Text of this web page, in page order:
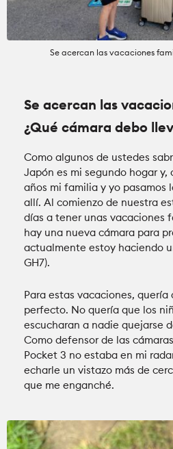
Se acercan las vacaciones
Se acercan las
¿Qué cámara debo
Como algunos de ustedes
Japón es mi segundo hogar y,
años mi familia y yo pasamos
allí. Al comienzo de nuestra
días a tener unas vacaciones
hay una nueva cámara para
actualmente estoy haciendo
GH7).
Para estas vacaciones,
perfecto. No quería que los
escucharan a nadie quejarse
Como defensor de las
Pocket 3 no estaba en mi
echarle un vistazo más de
que me enganché.